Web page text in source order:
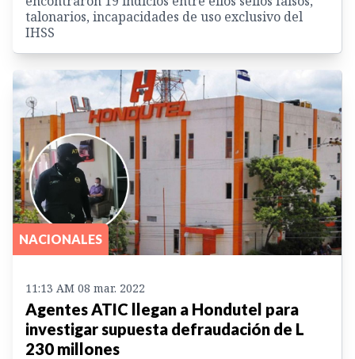
talonarios, incapacidades de uso exclusivo del
IHSS
NACIONALES
11:13 AM 08 mar. 2022
Agentes ATIC llegan a Hondutel para
investigar supuesta defraudación de L
230 millones